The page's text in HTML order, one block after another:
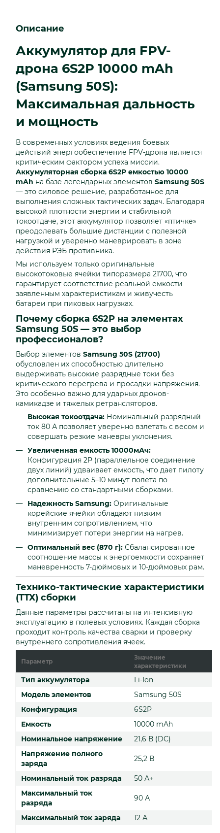
Описание
Аккумулятор для FPV-
дрона 6S2P 10000 mAh
(Samsung 50S):
Максимальная дальность
и мощность
В современных условиях ведения боевых
действий энергообеспечение FPV-дрона является
критическим фактором успеха миссии.
Аккумуляторная сборка 6S2P емкостью 10000
mAh на базе легендарных элементов Samsung 50S
— это силовое решение, разработанное для
выполнения сложных тактических задач. Благодаря
высокой плотности энергии и стабильной
токоотдаче, этот аккумулятор позволяет «птичке»
преодолевать большие дистанции с полезной
нагрузкой и уверенно маневрировать в зоне
действия РЭБ противника.
Мы используем только оригинальные
высокотоковые ячейки типоразмера 21700, что
гарантирует соответствие реальной емкости
заявленным характеристикам и живучесть
батареи при пиковых нагрузках.
Почему сборка 6S2P на элементах
Samsung 50S — это выбор
профессионалов?
Выбор элементов Samsung 50S (21700)
обусловлен их способностью длительно
выдерживать высокие разрядные токи без
критического перегрева и просадки напряжения.
Это особенно важно для ударных дронов-
камикадзе и тяжелых ретрансляторов.
Высокая токоотдача: Номинальный разрядный
ток 80 А позволяет уверенно взлетать с весом и
совершать резкие маневры уклонения.
Увеличенная емкость 10000мАч:
Конфигурация 2P (параллельное соединение
двух линий) удваивает емкость, что дает пилоту
дополнительные 5–10 минут полета по
сравнению со стандартными сборками.
Надежность Samsung: Оригинальные
корейские ячейки обладают низким
внутренним сопротивлением, что
минимизирует потери энергии на нагрев.
Оптимальный вес (870 г): Сбалансированное
соотношение массы к энергоемкости сохраняет
маневренность 7-дюймовых и 10-дюймовых рам.
Технико-тактические характеристики
(ТТХ) сборки
Данные параметры рассчитаны на интенсивную
эксплуатацию в полевых условиях. Каждая сборка
проходит контроль качества сварки и проверку
внутреннего сопротивления ячеек.
Параметр
Значение
характеристики
Тип аккумулятора
Li-Ion
Модель элементов
Samsung 50S
Конфигурация
6S2P
Емкость
10000 mAh
Номинальное напряжение
21,6 В (DC)
Напряжение полного
заряда
25,2 В
Номинальный ток разряда
50 А+
Максимальный ток
разряда
90 А
Максимальный ток заряда 12 А